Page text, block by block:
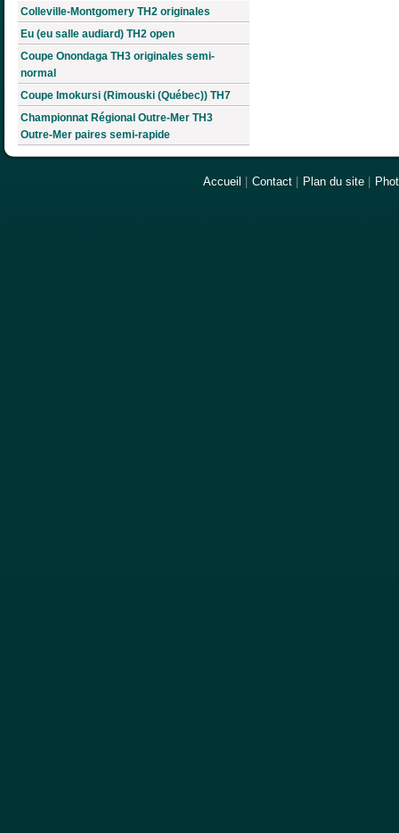
Colleville-Montgomery TH2 originales
Eu (eu salle audiard) TH2 open
Coupe Onondaga TH3 originales semi-
normal
Coupe Imokursi (Rimouski (Québec)) TH7
Championnat Régional Outre-Mer TH3
Outre-Mer paires semi-rapide
Accueil Contact Plan du site